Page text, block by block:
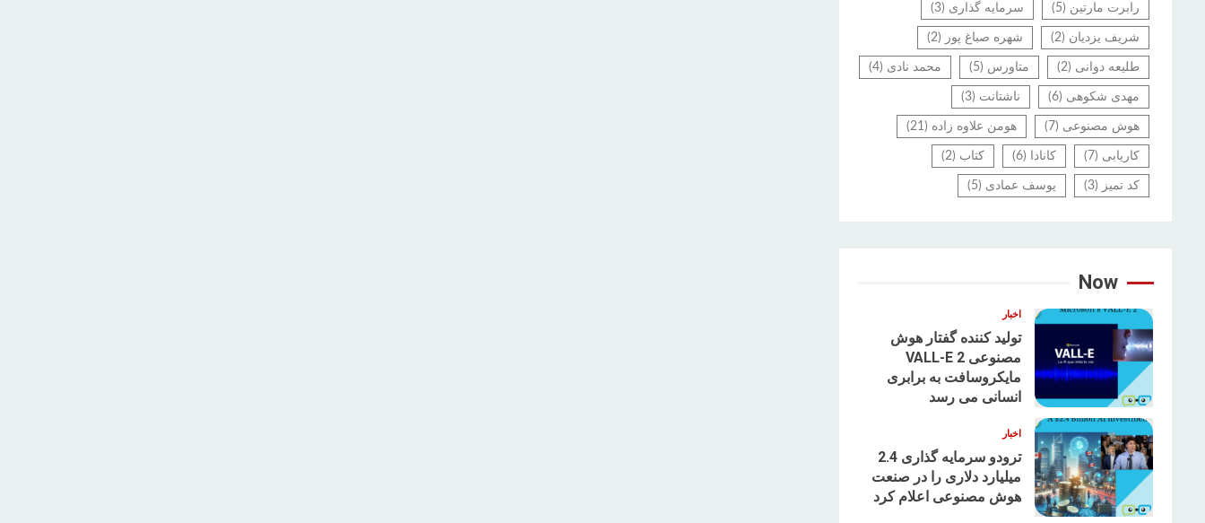
رابرت مارتین (5) سرمایه گذاری (3)
شریف یزدیان (2) شهره صباغ پور (2)
طلیعه دوانی (2) متاورس (5) محمد نادی (4)
مهدی شکوهی (6) ناشتانت (3)
هوش مصنوعی (7) هومن علاوه زاده (21)
کاریابی (7) کانادا (6) کتاب (2)
کد تمیز (3) یوسف عمادی (5)
Now
اخبار
تولید کننده گفتار هوش
مصنوعی VALL-E 2
مایکروسافت به برابری
انسانی می رسد
اخبار
ترودو سرمایه گذاری 2.4
میلیارد دلاری را در صنعت
هوش مصنوعی اعلام کرد